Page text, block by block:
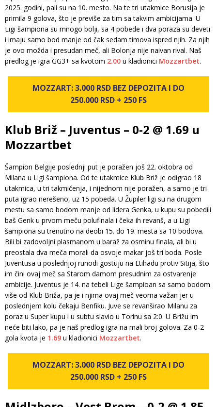
2025. godini, pali su na 10. mesto. Na te tri utakmice Borusija je
primila 9 golova, što je previše za tim sa takvim ambicijama. U
Ligi šampiona su mnogo bolji, sa 4 pobede i dva poraza su deveti
i imaju samo bod manje od čak sedam timova ispred njih. Za njih
je ovo možda i presudan meč, ali Bolonja nije naivan rival. Naš
predlog je igra GG3+ sa kvotom 2.00 u kladionici Mozzartbet.
MOZZART: 3.000 RSD BEZ DEPOZITA I DO
250.000 RSD + 250 FS
Klub Briž – Juventus – 0-2 @ 1.69 u
Mozzartbet
Šampion Belgije poslednji put je poražen još 22. oktobra od
Milana u Ligi šampiona. Od te utakmice Klub Briž je odigrao 18
utakmica, u tri takmičenja, i nijednom nije poražen, a samo je tri
puta igrao nerešeno, uz 15 pobeda. U Župiler ligi su na drugom
mestu sa samo bodom manje od lidera Genka, u kupu su pobedili
baš Genk u prvom meču polufinala i čeka ih revanš, a u Ligi
šampiona su trenutno na deobi 15. do 19. mesta sa 10 bodova.
Bili bi zadovoljni plasmanom u baraž za osminu finala, ali bi u
preostala dva meča morali da osvoje makar još tri boda. Posle
Juventusa u poslednjoj runodi gostuju na Etihadu protiv Sitija, što
im čini ovaj meč sa Starom damom presudnim za ostvarenje
ambicije. Juventus je 14. na tebeli Lige šampioan sa samo bodom
više od Klub Briža, pa je i njima ovaj meč veoma važan jer u
poslednjem kolu čekaju Benfiku. Juve se revanširao Milanu za
poraz u Super kupu i u subtu slavio u Torinu sa 2:0. U Brižu im
neće biti lako, pa je naš predlog igra na mali broj golova. Za 0-2
gola kvota je 1.69 u kladionici Mozzartbet.
MOZZART: 3.000 RSD BEZ DEPOZITA I DO
250.000 RSD + 250 FS